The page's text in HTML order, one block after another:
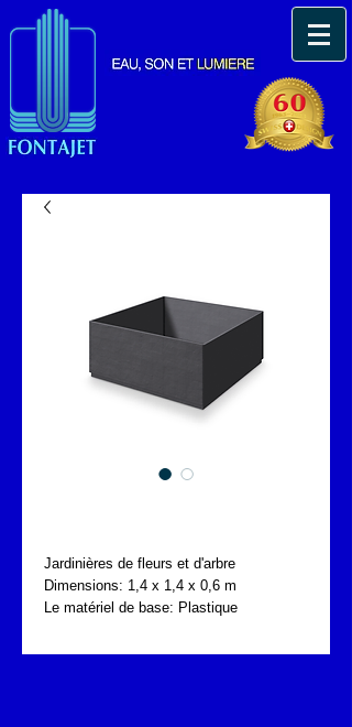
Jardinières de fleurs et d'arbre
Dimensions: 1,4 x 1,4 x 0,6 m
Le matériel de base: Plastique